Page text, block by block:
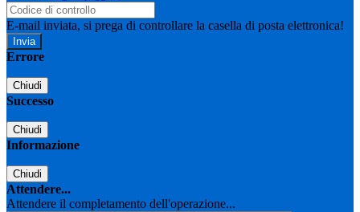
E-mail inviata, si prega di controllare la casella di posta elettronica!
Errore
Chiudi
Successo
Chiudi
Informazione
Chiudi
Attendere...
Attendere il completamento dell'operazione...